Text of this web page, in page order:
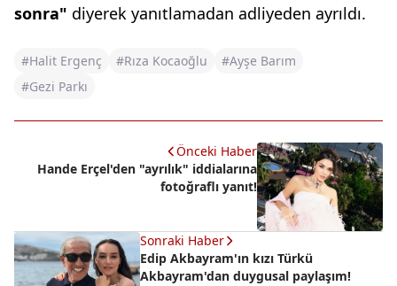
sonra" diyerek yanıtlamadan adliyeden ayrıldı.
#Halit Ergenç #Rıza Kocaoğlu
#Ayşe Barım
#Gezi Parkı
Önceki Haber
Hande Erçel'den "ayrılık" iddialarına
fotoğraflı yanıt!
Sonraki Haber
Edip Akbayram'ın kızı Türkü
Akbayram'dan duygusal paylaşım!